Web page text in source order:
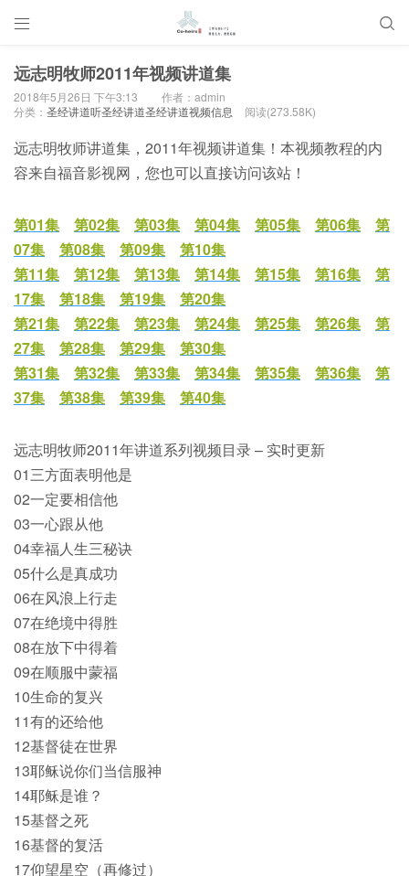
 
远志明牧师2011年视频讲道集
2018年5月26日 下午3:13
作者：admin
分类： 圣经讲道听圣经讲道圣经讲道视频信息 阅读(273.58K)
远志明牧师讲道集，2011年视频讲道集！本视频教程的内
容来自福音影视网，您也可以直接访问该站！
第01集 第02集 第03集 第04集 第05集 第06集
第
07集
第08集 第09集
第10集
第11集
第12集 第13集 第14集 第15集 第16集
第
17集
第18集 第19集
第20集
第21集
第22集 第23集 第24集 第25集 第26集
第
27集
第28集 第29集
第30集
第31集
第32集 第33集 第34集 第35集 第36集
第
37集
第38集 第39集 第40集
远志明牧师2011年讲道系列视频目录 – 实时更新
01三方面表明他是
02一定要相信他
03一心跟从他
04幸福人生三秘诀
05什么是真成功
06在风浪上行走
07在绝境中得胜
08在放下中得着
09在顺服中蒙福
10生命的复兴
11有的还给他
12基督徒在世界
13耶稣说你们当信服神
14耶稣是谁？
15基督之死
16基督的复活
17仰望星空（再修过）